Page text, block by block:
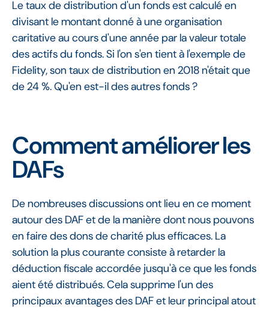
Le taux de distribution d'un fonds est calculé en
divisant le montant donné à une organisation
caritative au cours d'une année par la valeur totale
des actifs du fonds. Si l'on s'en tient à l'exemple de
Fidelity, son taux de distribution en 2018 n'était que
de 24 %. Qu'en est-il des autres fonds ?
Comment améliorer les
DAFs
De nombreuses discussions ont lieu en ce moment
autour des DAF et de la manière dont nous pouvons
en faire des dons de charité plus efficaces. La
solution la plus courante consiste à retarder la
déduction fiscale accordée jusqu'à ce que les fonds
aient été distribués. Cela supprime l'un des
principaux avantages des DAF et leur principal atout